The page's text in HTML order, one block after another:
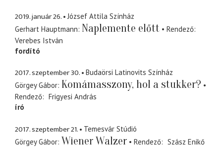
2019. január 26.
József Attila Színház
Gerhart Hauptmann Naplemente előtt
Rendező
Verebes István
fordító
2017. szeptember 30.
Budaörsi Latinovits Színház
Görgey Gábor Komámasszony, hol a stukker?
Rendező
Frigyesi András
író
2017. szeptember 21.
Temesvár Stúdió
Görgey Gábor Wiener Walzer Rendező
Szász Enikő